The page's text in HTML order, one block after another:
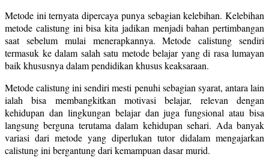
Metode ini ternyata dipercaya punya sebagian kelebihan. Kelebihan
metode calistung ini bisa kita jadikan menjadi bahan pertimbangan
saat sebelum mulai menerapkannya. Metode calistung sendiri
termasuk ke dalam salah satu metode belajar yang di rasa lumayan
baik khususnya dalam pendidikan khusus keaksaraan.
Metode calistung ini sendiri mesti penuhi sebagian syarat, antara lain
ialah bisa membangkitkan motivasi belajar, relevan dengan
kehidupan dan lingkungan belajar dan juga fungsional atau bisa
langsung berguna terutama dalam kehidupan sehari. Ada banyak
variasi dari metode yang diperlukan tutor didalam mengajarkan
calistung ini bergantung dari kemampuan dasar murid.